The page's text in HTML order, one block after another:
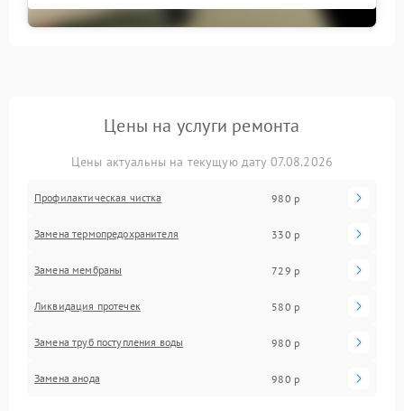
Цены на услуги ремонта
Цены актуальны на текущую дату 07.08.2026
Профилактическая чистка 980 р
Замена термопредохранителя 330 р
Замена мембраны 729 р
Ликвидация протечек 580 р
Замена труб поступления воды 980 р
Замена анода 980 р